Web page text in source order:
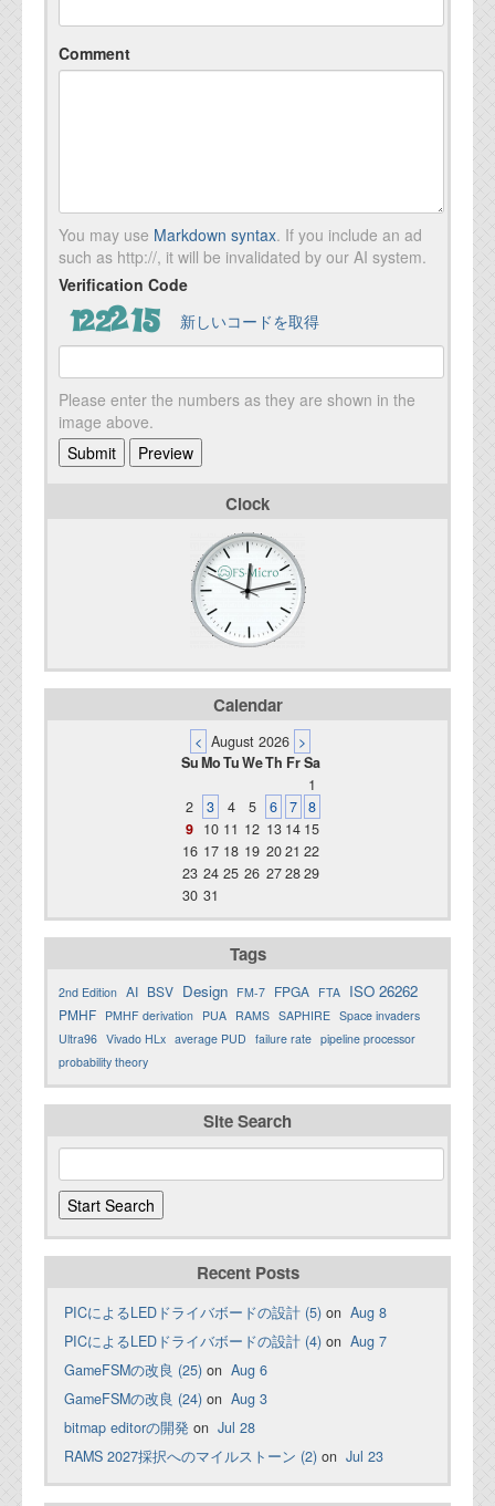
Comment
You may use Markdown syntax. If you include an ad
such as http://, it will be invalidated by our AI system.
Verification Code
新しいコードを取得
Please enter the numbers as they are shown in the
image above.
Clock
Calendar
< August 2026 >
SuMoTuWeTh FrSa
1
2
3 4 5 6 7 8
9 10 11 12 13 14 15
16 17 18 19 2021 22
23 24 25 26 272829
30 31
Tags
2nd Edition AI BSV Design FM-7 FPGA FTA ISO 26262
PMHF PMHF derivation PUA RAMS SAPHIRE Space invaders
Ultra96 Vivado HLx average PUD failure rate pipeline processor
probability theory
Site Search
Recent Posts
PICによるLEDドライバボードの設計 (5) on Aug 8
PICによるLEDドライバボードの設計 (4) on Aug 7
GameFSMの改良 (25) on Aug 6
GameFSMの改良 (24) on Aug 3
bitmap editorの開発 on Jul 28
RAMS 2027採択へのマイルストーン (2) on Jul 23